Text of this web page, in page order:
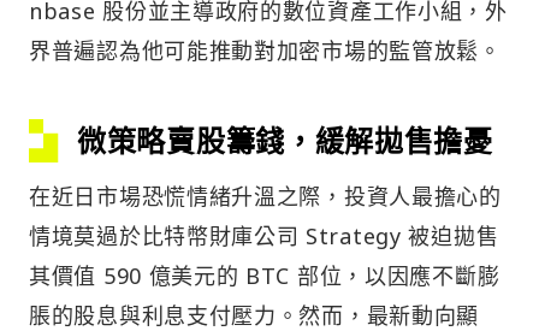
nbase 股份並主導政府的數位資產工作小組，外
界普遍認為他可能推動對加密市場的監管放鬆。
微策略賣股籌錢，緩解拋售擔憂
在近日市場恐慌情緒升溫之際，投資人最擔心的
情境莫過於比特幣財庫公司 Strategy 被迫拋售
其價值 590 億美元的 BTC 部位，以因應不斷膨
脹的股息與利息支付壓力。然而，最新動向顯